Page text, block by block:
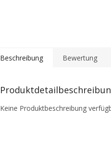
Beschreibung Bewertung
Keine Produktbeschreibung